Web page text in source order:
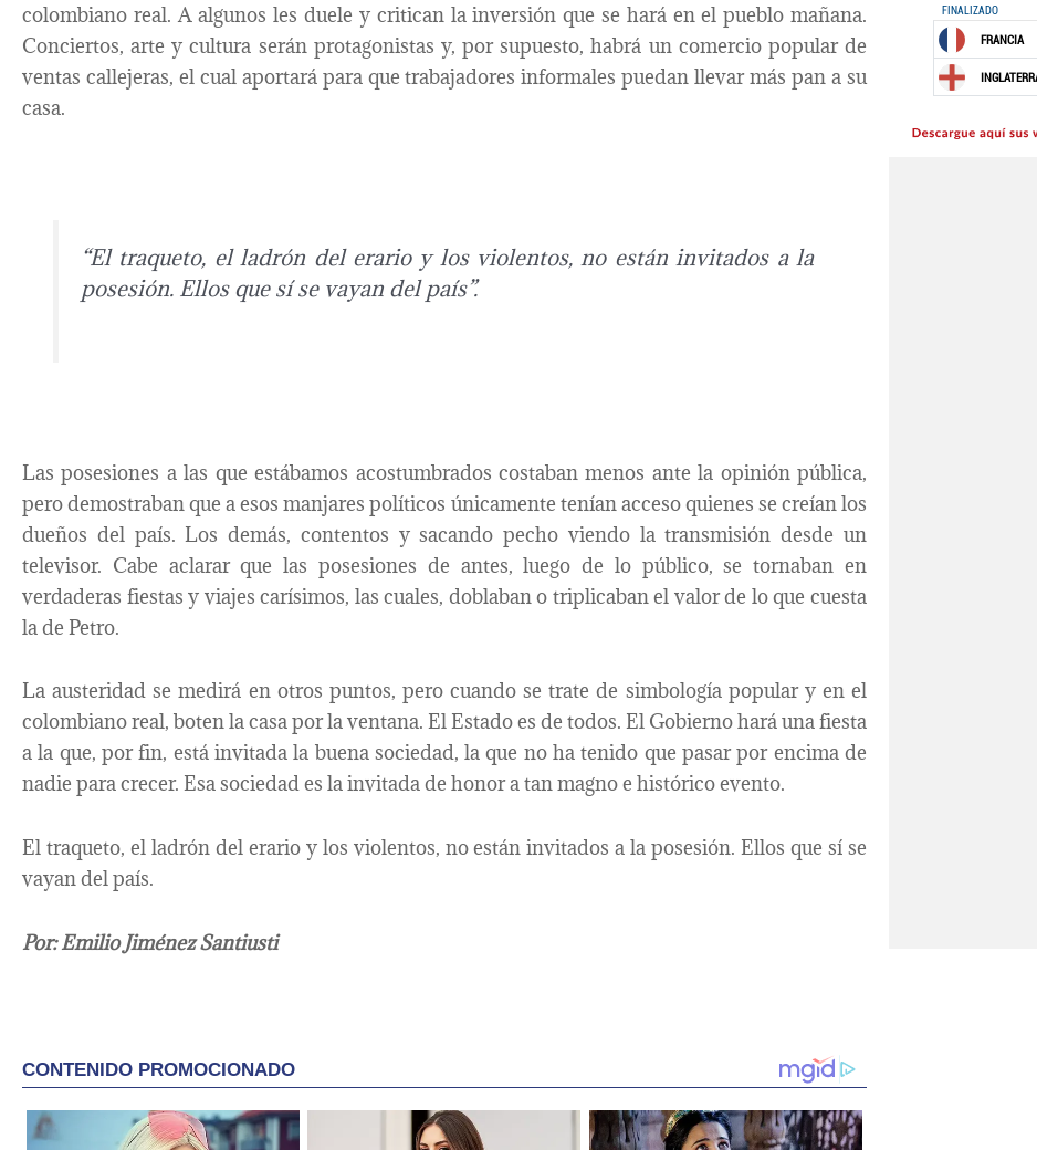
colombiano real. A algunos les duele y critican la inversión que se hará en el pueblo mañana.
Conciertos, arte y cultura serán protagonistas y, por supuesto, habrá un comercio popular de
ventas callejeras, el cual aportará para que trabajadores informales puedan llevar más pan a su
casa.
“El traqueto, el ladrón del erario y los violentos, no están invitados a la
posesión. Ellos que sí se vayan del país”.
Las posesiones a las que estábamos acostumbrados costaban menos ante la opinión pública,
pero demostraban que a esos manjares políticos únicamente tenían acceso quienes se creían los
dueños del país. Los demás, contentos y sacando pecho viendo la transmisión desde un
televisor. Cabe aclarar que las posesiones de antes, luego de lo público, se tornaban en
verdaderas fiestas y viajes carísimos, las cuales, doblaban o triplicaban el valor de lo que cuesta
la de Petro.
La austeridad se medirá en otros puntos, pero cuando se trate de simbología popular y en el
colombiano real, boten la casa por la ventana. El Estado es de todos. El Gobierno hará una fiesta
a la que, por fin, está invitada la buena sociedad, la que no ha tenido que pasar por encima de
nadie para crecer. Esa sociedad es la invitada de honor a tan magno e histórico evento.
El traqueto, el ladrón del erario y los violentos, no están invitados a la posesión. Ellos que sí se
vayan del país.
Por: Emilio Jiménez Santiusti